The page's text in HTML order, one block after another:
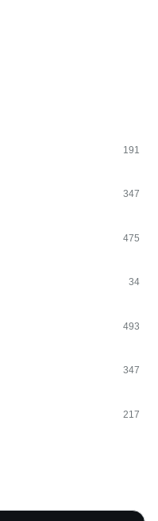
191
347
475
34
493
347
217